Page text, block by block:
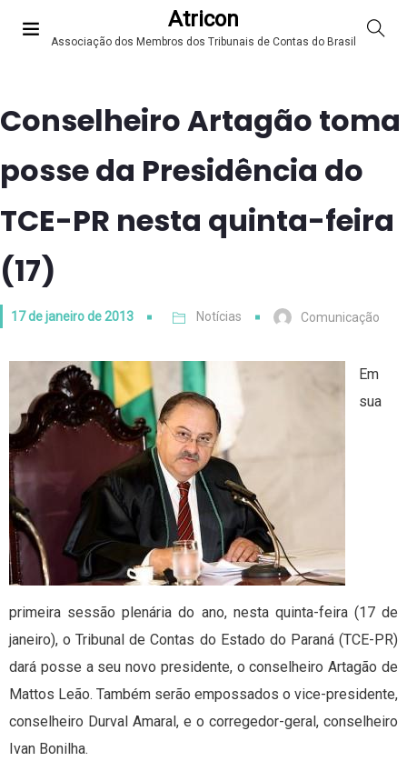
Atricon
Associação dos Membros dos Tribunais de Contas do Brasil
Conselheiro Artagão toma
posse da Presidência do
TCE-PR nesta quinta-feira
(17)
17 de janeiro de 2013 Notícias Comunicação
Em
sua
primeira sessão plenária do ano, nesta quinta-feira (17 de
janeiro), o Tribunal de Contas do Estado do Paraná (TCE-PR)
dará posse a seu novo presidente, o conselheiro Artagão de
Mattos Leão. Também serão empossados o vice-presidente,
conselheiro Durval Amaral, e o corregedor-geral, conselheiro
Ivan Bonilha.